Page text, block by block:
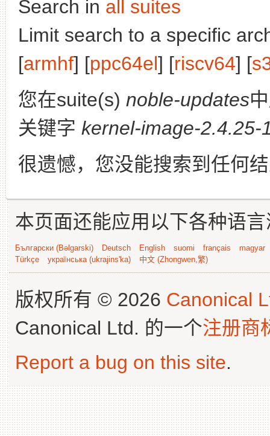
Search in all suites
Limit search to a specific
[armhf] [ppc64el] [riscv64] [
您在suite(s) noble-updates
关键字 kernel-image-2.4.25-
很遗憾，您没能搜索到任何
本页面还能应用以下各种语
Български (Bəlgarski) Deutsch English suomi français
magyar
Türkçe
українська (ukrajins'ka) 中文 (Zhongwen,繁)
版权所有 © 2026 Canonical
Canonical Ltd. 的一个注册商
Report a bug on this site.